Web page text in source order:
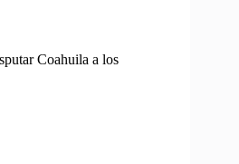
Coahuila a los